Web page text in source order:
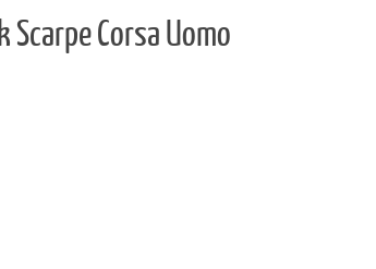
Scarpe Corsa Uomo